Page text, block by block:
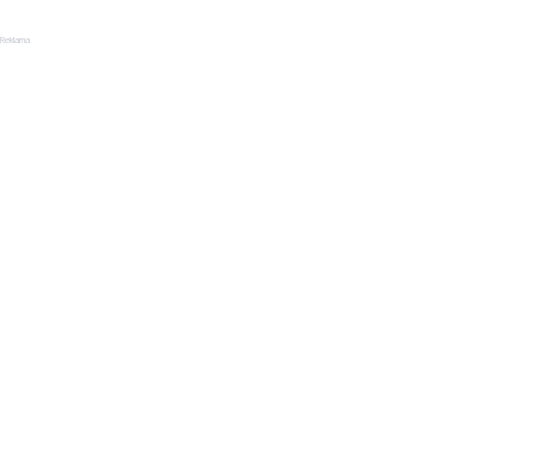
Reklama